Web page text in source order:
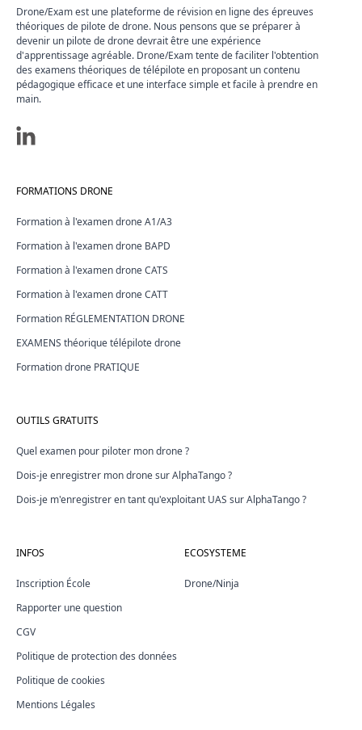
Drone/Exam est une plateforme de révision en ligne des épreuves
théoriques de pilote de drone. Nous pensons que se préparer à
devenir un pilote de drone devrait être une expérience
d'apprentissage agréable. Drone/Exam tente de faciliter l'obtention
des examens théoriques de télépilote en proposant un contenu
pédagogique efficace et une interface simple et facile à prendre en
main.
FORMATIONS DRONE
Formation à l'examen drone A1/A3
Formation à l'examen drone BAPD
Formation à l'examen drone CATS
Formation à l'examen drone CATT
Formation RÉGLEMENTATION DRONE
EXAMENS théorique télépilote drone
Formation drone PRATIQUE
OUTILS GRATUITS
Quel examen pour piloter mon drone ?
Dois-je enregistrer mon drone sur AlphaTango ?
Dois-je m'enregistrer en tant qu'exploitant UAS sur AlphaTango ?
INFOS
Inscription École
Rapporter une question
CGV
Politique de protection des données
Politique de cookies
Mentions Légales
ECOSYSTEME
Drone/Ninja